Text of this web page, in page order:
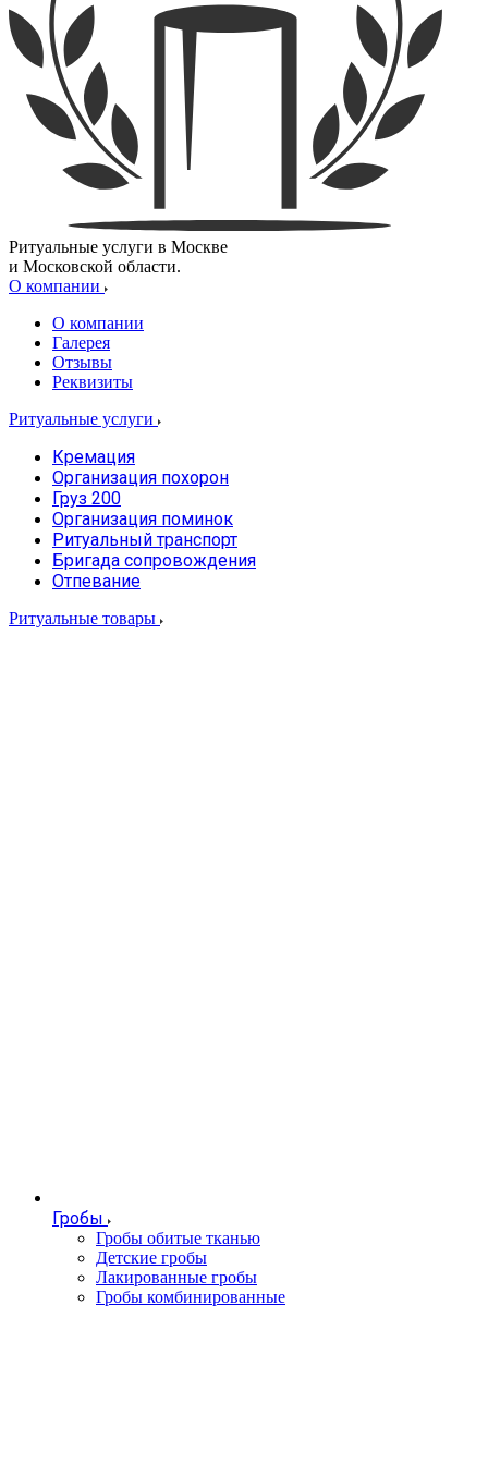
Ритуальные услуги в Москве
и Московской области.
О компании
О компании
Галерея
Отзывы
Реквизиты
Ритуальные услуги
Кремация
Организация похорон
Груз 200
Организация поминок
Ритуальный транспорт
Бригада сопровождения
Отпевание
Ритуальные товары
Гробы
Гробы обитые тканью
Детские гробы
Лакированные гробы
Гробы комбинированные